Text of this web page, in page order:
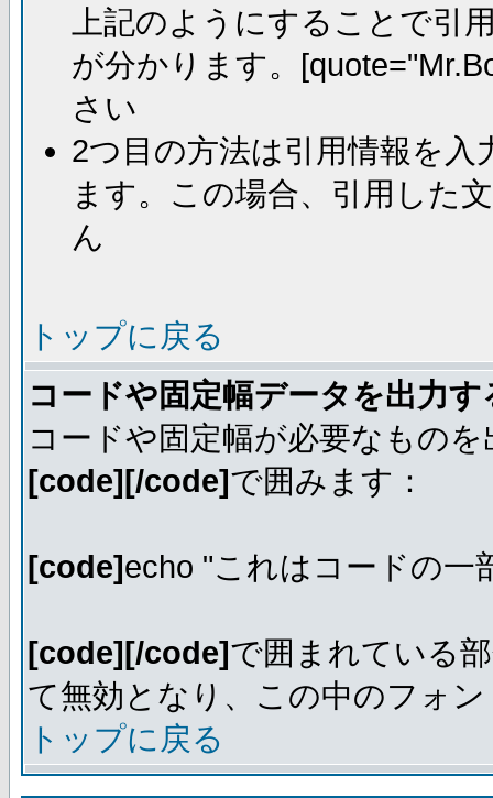
上記のようにすることで引
が分かります。
さい
2つ目の方法は引用情報を入
ます。この場合、引用した
ん
トップに戻る
コードや固定幅データを出力す
コードや固定幅が必要なもの
[code][/code]で囲みます：
[code]echo "これはコードの一
[code][/code]で囲まれている
て無効となり、この中のフォ
トップに戻る